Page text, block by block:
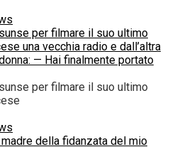
per filmare il suo ultimo
una vecchia radio e dall’altra
— Hai finalmente portato
per filmare il suo ultimo
della fidanzata del mio